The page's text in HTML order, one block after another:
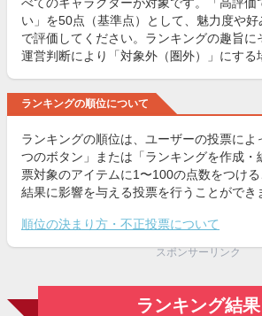
い」を50点（基準点）として、魅力度や
で評価してください。ランキングの趣旨に
運営判断により「対象外（圏外）」にする
ランキングの順位について
ランキングの順位は、ユーザーの投票に
つのボタン」または「ランキングを作成・
票対象のアイテムに1〜100の点数をつけ
結果に影響を与える投票を行うことができ
順位の決まり方・不正投票について
スポンサーリンク
ランキング結果